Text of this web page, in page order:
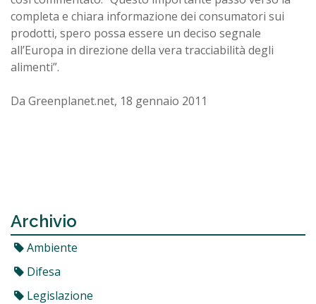
completa e chiara informazione dei consumatori sui
prodotti, spero possa essere un deciso segnale
all’Europa in direzione della vera tracciabilità degli
alimenti”.
Da Greenplanet.net, 18 gennaio 2011
Archivio
Ambiente
Difesa
Legislazione